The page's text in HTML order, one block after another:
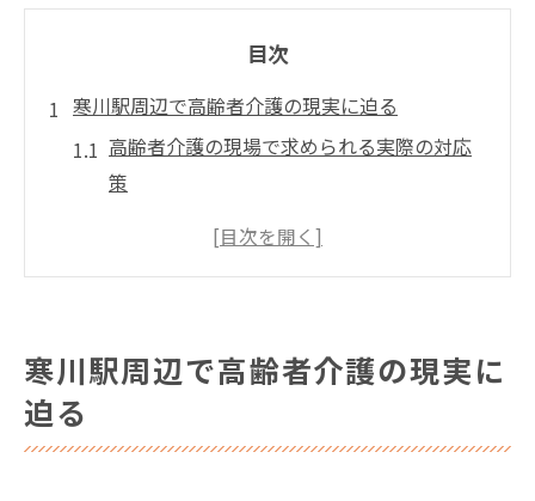
目次
寒川駅周辺で高齢者介護の現実に迫る
高齢者介護の現場で求められる実際の対応
策
高齢者介護における地域の支援体制の特徴
高齢者介護と生活の質向上を目指す取り組
高齢者介護の選択肢を希望別に比較検証
寒川駅周辺で高齢者介護の現実に
迫る